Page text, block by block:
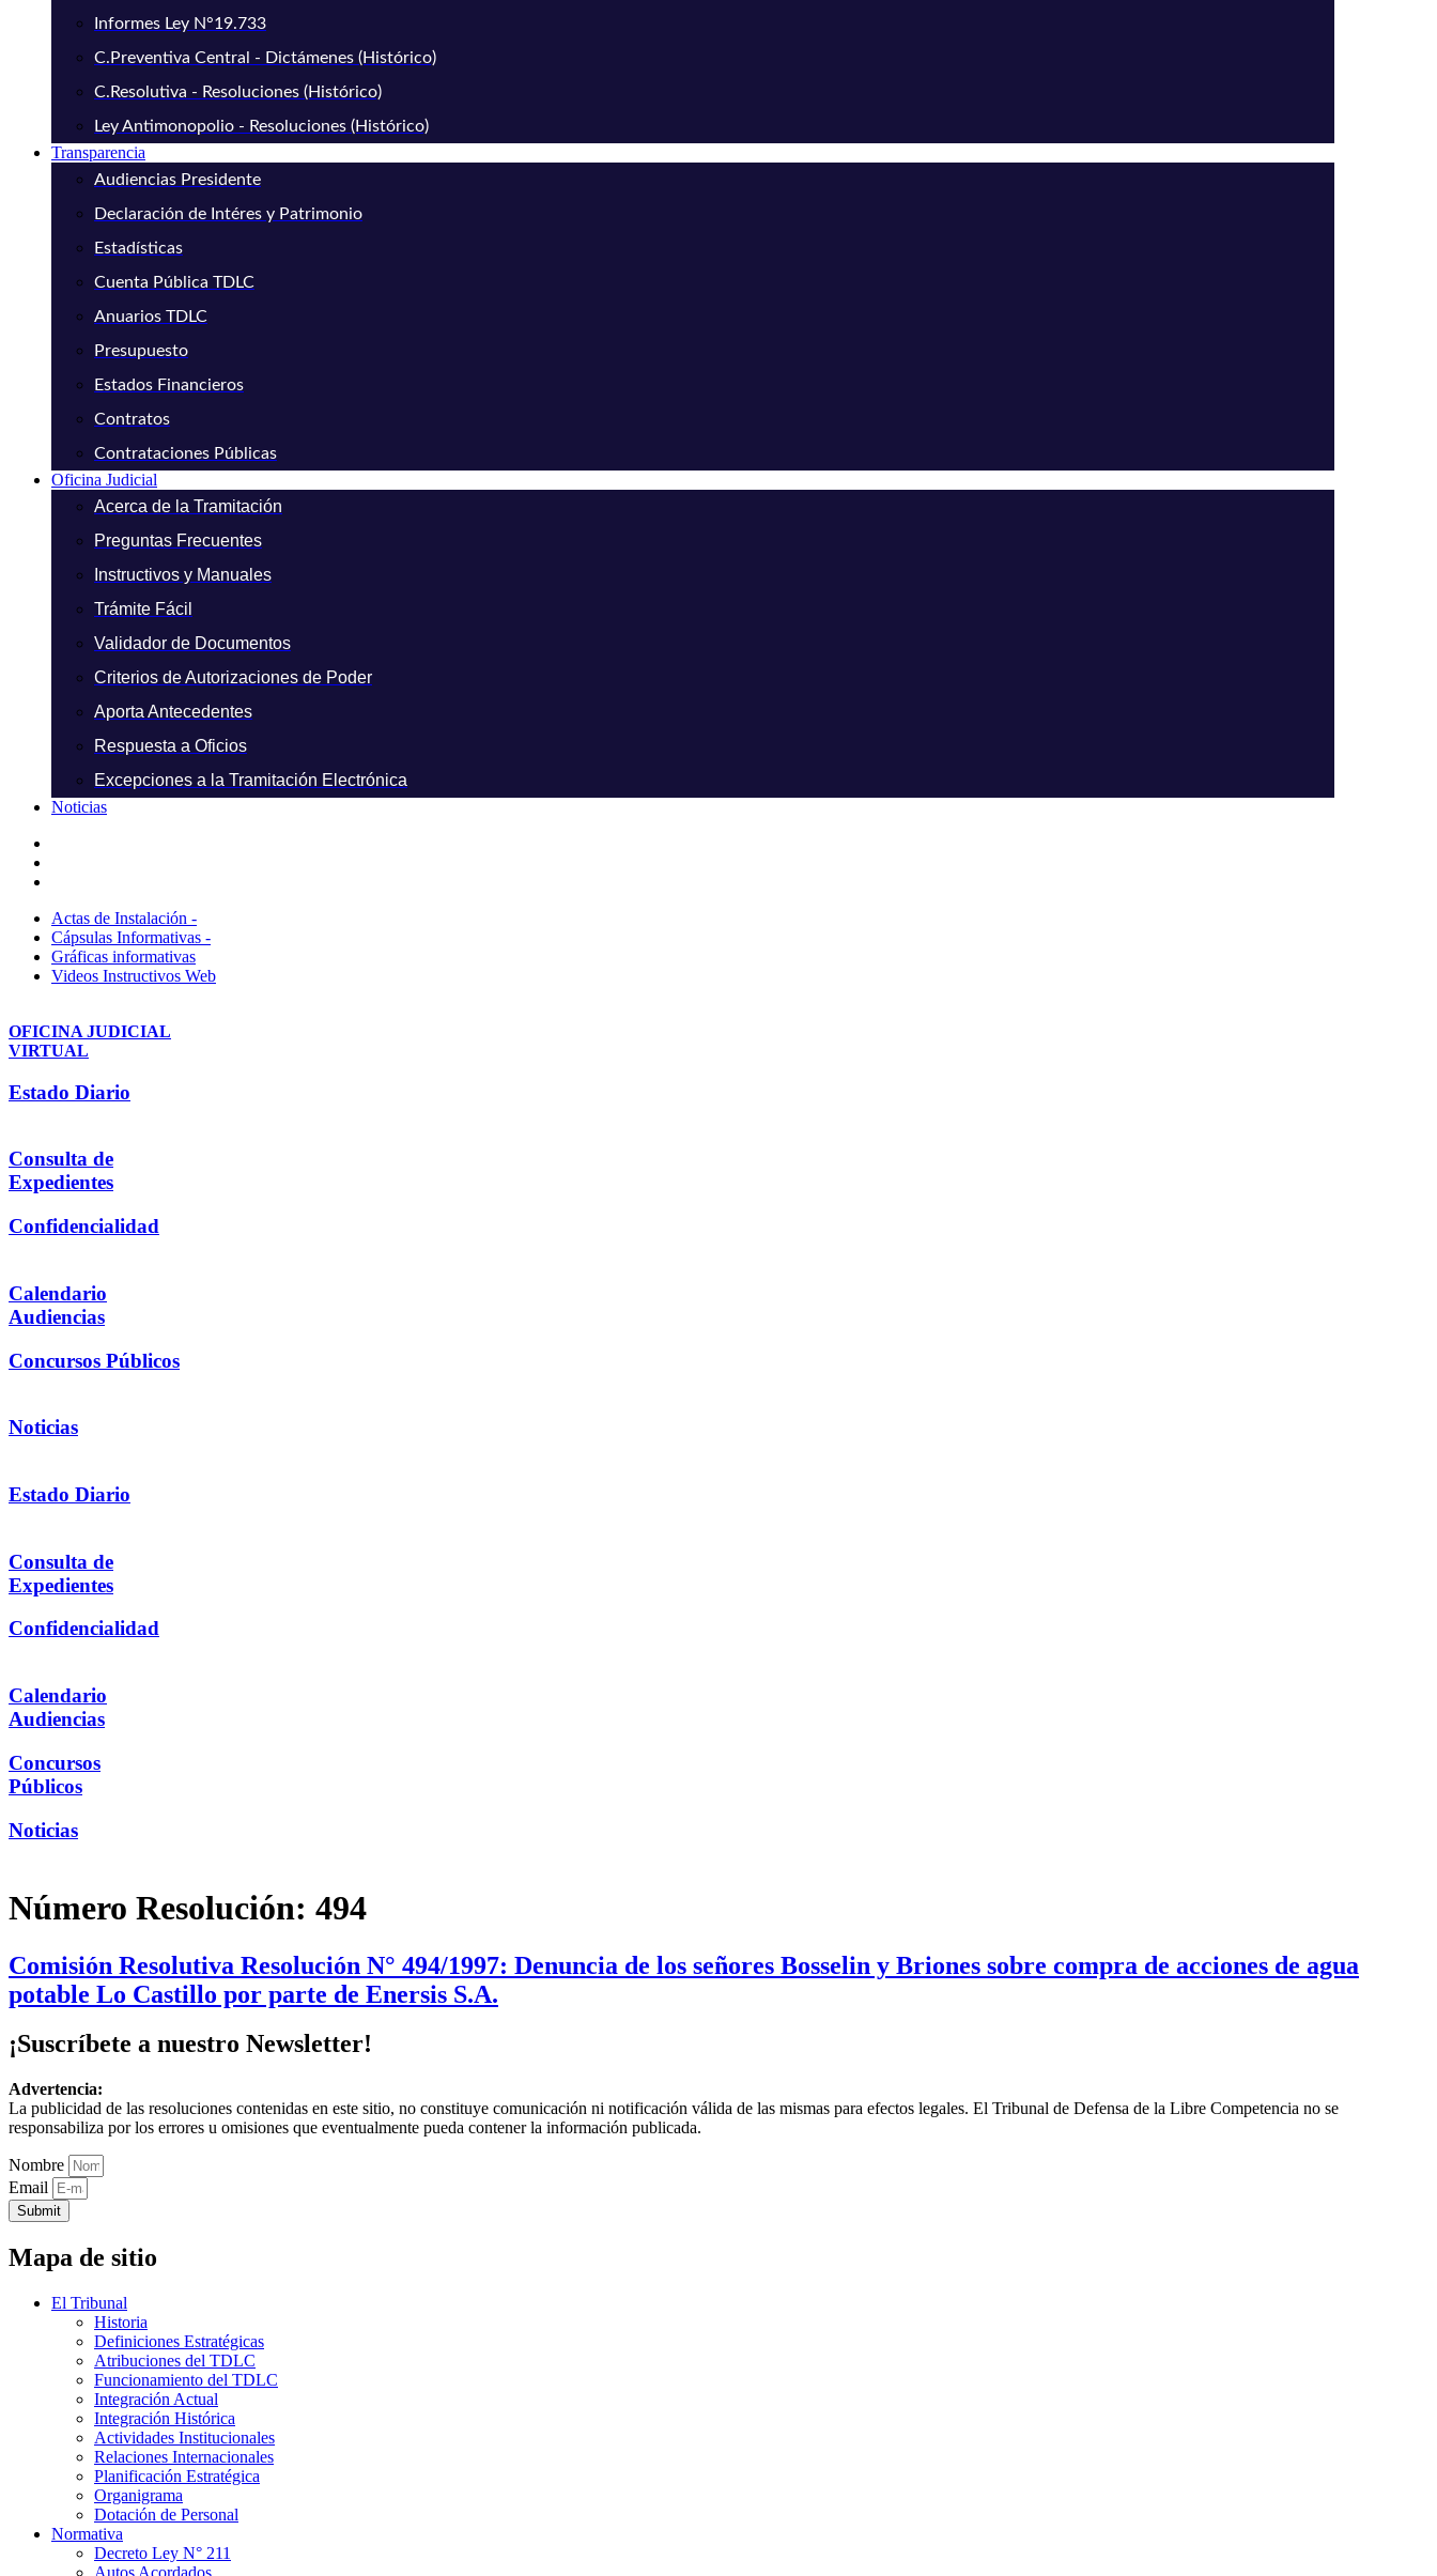
Informes Ley N°19.733
C.Preventiva Central - Dictámenes (Histórico)
C.Resolutiva - Resoluciones (Histórico)
Ley Antimonopolio - Resoluciones (Histórico)
Transparencia
Audiencias Presidente
Declaración de Intéres y Patrimonio
Estadísticas
Cuenta Pública TDLC
Anuarios TDLC
Presupuesto
Estados Financieros
Contratos
Contrataciones Públicas
Oficina Judicial
Acerca de la Tramitación
Preguntas Frecuentes
Instructivos y Manuales
Trámite Fácil
Validador de Documentos
Criterios de Autorizaciones de Poder
Aporta Antecedentes
Respuesta a Oficios
Excepciones a la Tramitación Electrónica
Noticias
Actas de Instalación -
Cápsulas Informativas -
Gráficas informativas
Videos Instructivos Web
OFICINA JUDICIAL
VIRTUAL
Estado Diario
Consulta de
Expedientes
Confidencialidad
Calendario
Audiencias
Concursos Públicos
Noticias
Estado Diario
Consulta de
Expedientes
Confidencialidad
Calendario
Audiencias
Concursos
Públicos
Noticias
Número Resolución: 494
Comisión Resolutiva Resolución N° 494/1997: Denuncia de los señores Bosselin y Briones sobre compra de acciones de agua
potable Lo Castillo por parte de Enersis S.A.
¡Suscríbete a nuestro Newsletter!
Advertencia:
La publicidad de las resoluciones contenidas en este sitio, no constituye comunicación ni notificación válida de las mismas para efectos legales. El Tribunal de Defensa de la Libre Competencia no se
responsabiliza por los errores u omisiones que eventualmente pueda contener la información publicada.
Nombre
Email
Submit
Mapa de sitio
El Tribunal
Historia
Definiciones Estratégicas
Atribuciones del TDLC
Funcionamiento del TDLC
Integración Actual
Integración Histórica
Actividades Institucionales
Relaciones Internacionales
Planificación Estratégica
Organigrama
Dotación de Personal
Normativa
Decreto Ley N° 211